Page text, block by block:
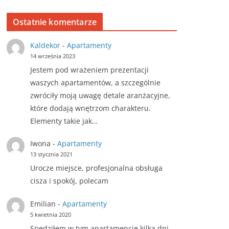
Ostatnie komentarze
Kaldekor- Apartamenty
14 września 2023
Jestem pod wrażeniem prezentacji
waszych apartamentów, a szczególnie
zwróciły moją uwagę detale aranżacyjne,
które dodają wnętrzom charakteru.
Elementy takie jak…
Iwona - Apartamenty
13 stycznia 2021
Urocze miejsce, profesjonalna obsługa
cisza i spokój, polecam
Emilian - Apartamenty
5 kwietnia 2020